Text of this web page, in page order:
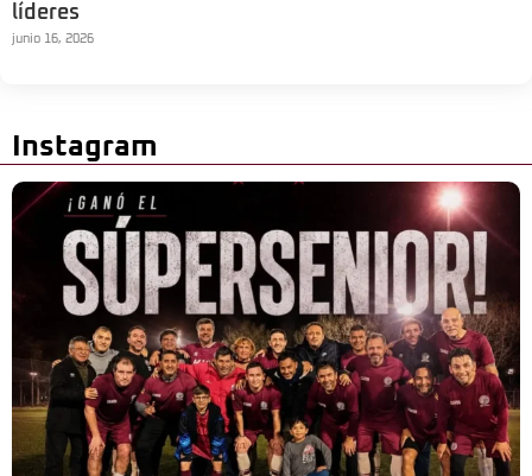
líderes
junio 16, 2026
Instagram